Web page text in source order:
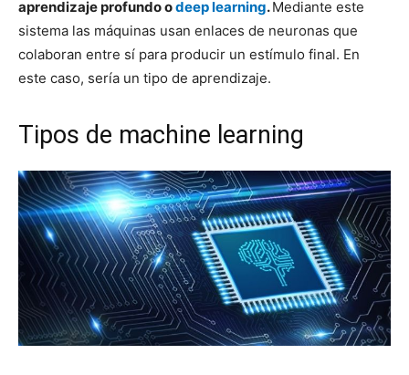
aprendizaje profundo odeep learning.Mediante este
sistema las máquinas usan enlaces de neuronas que
colaboran entre sí para producir un estímulo final. En
este caso, sería un tipo de aprendizaje.
Tipos de machine learning